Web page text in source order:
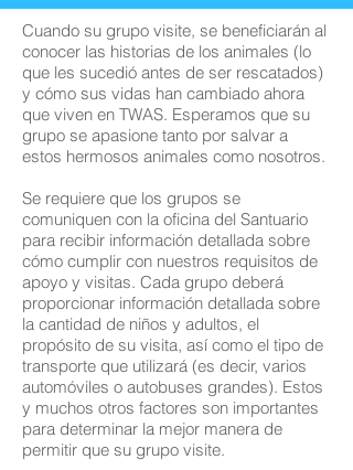
Cuando su grupo visite, se beneficiarán al
conocer las historias de los animales (lo
que les sucedió antes de ser rescatados)
y cómo sus vidas han cambiado ahora
que viven en TWAS. Esperamos que su
grupo se apasione tanto por salvar a
estos hermosos animales como nosotros.
Se requiere que los grupos se
comuniquen con la oficina del Santuario
para recibir información detallada sobre
cómo cumplir con nuestros requisitos de
apoyo y visitas. Cada grupo deberá
proporcionar información detallada sobre
la cantidad de niños y adultos, el
propósito de su visita, así como el tipo de
transporte que utilizará (es decir, varios
automóviles o autobuses grandes). Estos
y muchos otros factores son importantes
para determinar la mejor manera de
permitir que su grupo visite.